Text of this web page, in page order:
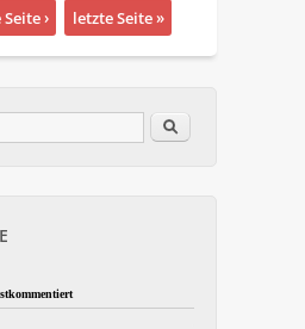
› letzte Seite »
Im Blog suchen